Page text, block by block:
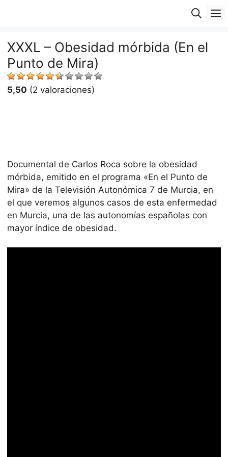
XXXL – Obesidad mórbida (En el
Punto de Mira)
5,50 (2 valoraciones)
Documental de Carlos Roca sobre la obesidad
mórbida, emitido en el programa «En el Punto de
Mira» de la Televisión Autonómica 7 de Murcia, en
el que veremos algunos casos de esta enfermedad
en Murcia, una de las autonomías españolas con
mayor índice de obesidad.